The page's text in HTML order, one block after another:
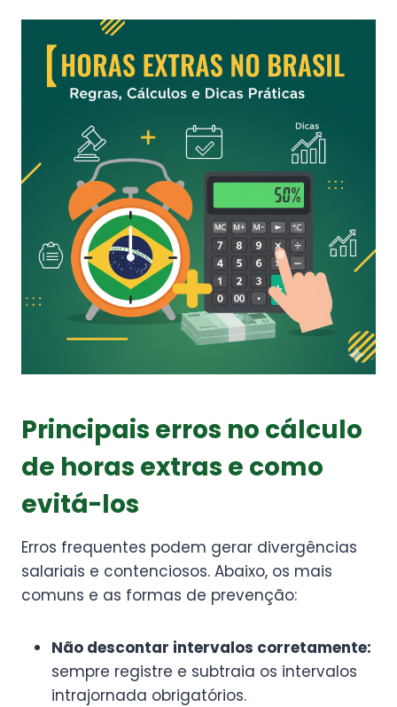
Principais erros no cálculo
de horas extras e como
evitá-los
Erros frequentes podem gerar divergências
salariais e contenciosos. Abaixo, os mais
comuns e as formas de prevenção:
Não descontar intervalos corretamente:
sempre registre e subtraia os intervalos
intrajornada obrigatórios.